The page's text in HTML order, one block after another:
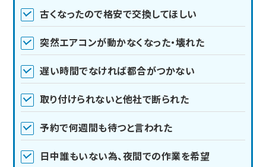
古くなったので格安で交換してほしい
突然エアコンが動かなくなった・壊れた
遅い時間でなければ都合がつかない
取り付けられないと他社で断られた
予約で何週間も待つと言われた
日中誰もいない為、夜間での作業を希望